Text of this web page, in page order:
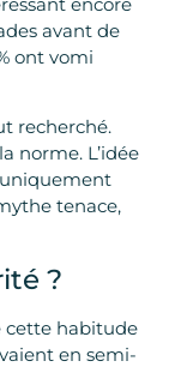
avant de
ont vomi
recherché.
norme. L’idée
tenace,
?
cette habitude
en semi-